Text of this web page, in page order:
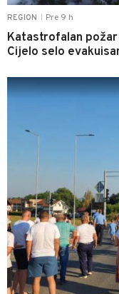
REGION Pre 9 h
Katastrofalan
Cijelo selo